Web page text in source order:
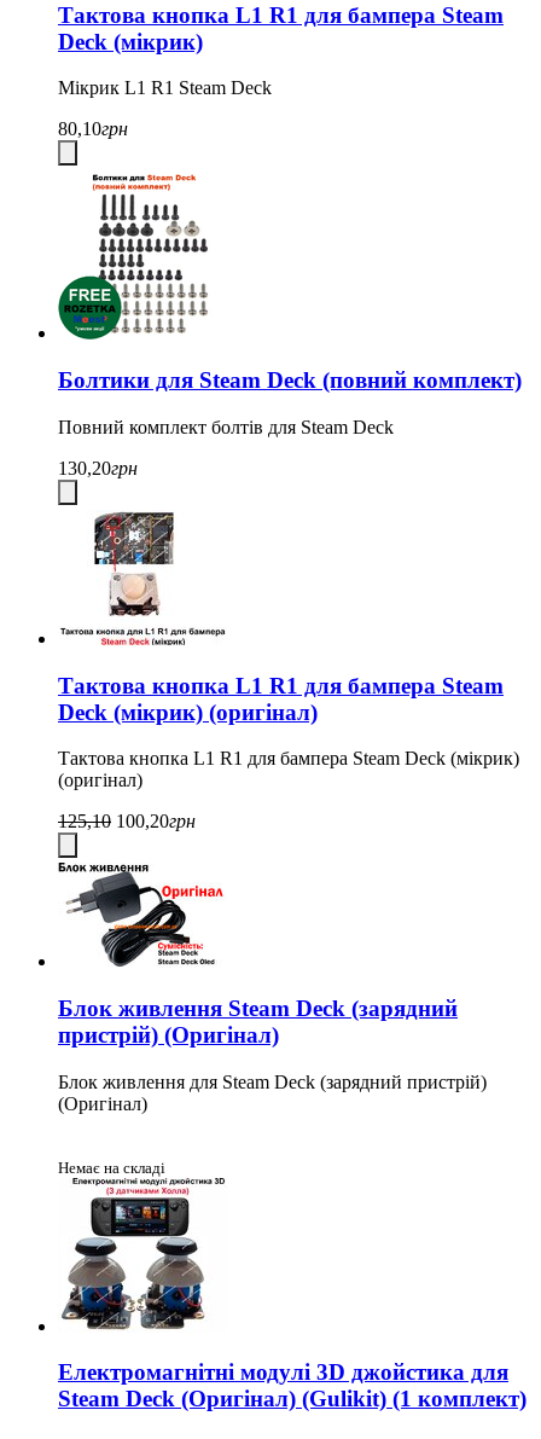
Тактова кнопка L1 R1 для бампера Steam
Deck (мікрик)
Мікрик L1 R1 Steam Deck
80,10грн
Болтики для Steam Deck (повний комплект)
Повний комплект болтів для Steam Deck
130,20грн
Тактова кнопка L1 R1 для бампера Steam
Deck (мікрик) (оригінал)
Тактова кнопка L1 R1 для бампера Steam Deck (мікрик)
(оригінал)
125,10 100,20грн
Блок живлення Steam Deck (зарядний
пристрій) (Оригінал)
Блок живлення для Steam Deck (зарядний пристрій)
(Оригінал)
Немає на складі
Електромагнітні модулі 3D джойстика для
Steam Deck (Оригінал) (Gulikit) (1 комплект)